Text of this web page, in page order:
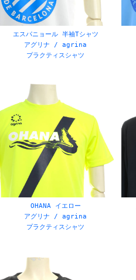
サッカー 649
エスパニョール 半袖Tシャツ
アグリナ / agrina
プラクティスシャツ
OHANA イエロー
アグリナ / agrina
プラクティスシャツ